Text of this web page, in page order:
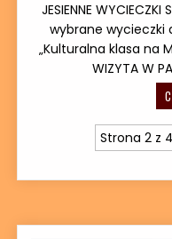
JESIENNE
wybrane
„Kulturalna klasa na
WIZYTA W
Strona 2 z 4